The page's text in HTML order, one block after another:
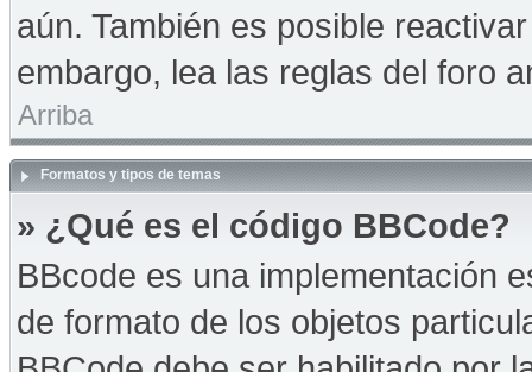
aún. También es posible
embargo, lea las reglas del foro
Arriba
Formatos y tipos de temas
» ¿Qué es el código BBCode?
BBcode es una implementación
de formato de los objetos